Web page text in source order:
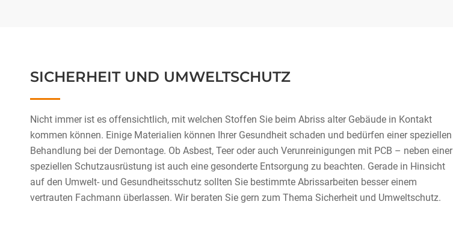
SICHERHEIT UND UMWELTSCHUTZ
Nicht immer ist es offensichtlich, mit welchen Stoffen Sie beim Abriss alter Gebäude in Kontakt
kommen können. Einige Materialien können Ihrer Gesundheit schaden und bedürfen einer speziellen
Behandlung bei der Demontage. Ob Asbest, Teer oder auch Verunreinigungen mit PCB – neben einer
speziellen Schutzausrüstung ist auch eine gesonderte Entsorgung zu beachten. Gerade in Hinsicht
auf den Umwelt- und Gesundheitsschutz sollten Sie bestimmte Abrissarbeiten besser einem
vertrauten Fachmann überlassen. Wir beraten Sie gern zum Thema Sicherheit und Umweltschutz.